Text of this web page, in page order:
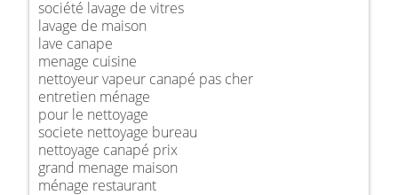
société lavage de vitres
lavage de maison
lave canape
menage cuisine
nettoyeur vapeur canapé pas cher
entretien ménage
pour le nettoyage
societe nettoyage bureau
nettoyage canapé prix
grand menage maison
ménage restaurant